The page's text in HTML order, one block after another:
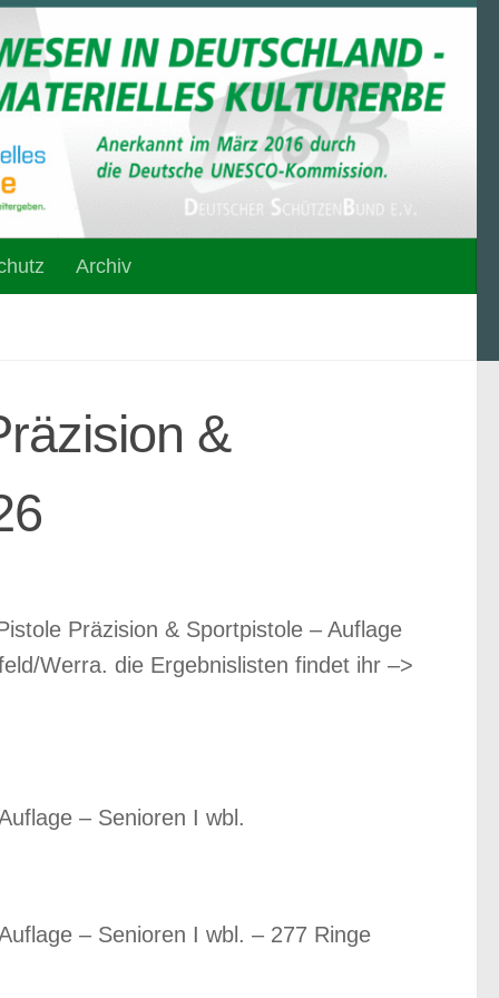
Archiv
&
Präzision & Sportpistole – Auflage
Werra. die Ergebnislisten findet ihr –>
– Senioren I wbl.
– Senioren I wbl. – 277 Ringe